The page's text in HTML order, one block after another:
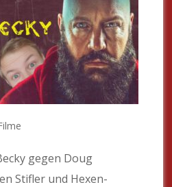
gegen Doug
Stifler und Hexen-